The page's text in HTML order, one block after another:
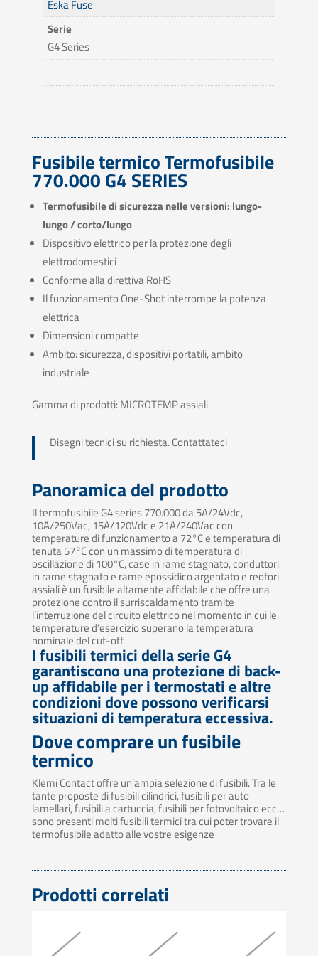
Eska Fuse
Serie
G4 Series
Fusibile termico Termofusibile
770.000 G4 SERIES
Termofusibile di sicurezza nelle versioni: lungo-
lungo / corto/lungo
Dispositivo elettrico per la protezione degli
elettrodomestici
Conforme alla direttiva RoHS
Il funzionamento One-Shot interrompe la potenza
elettrica
Dimensioni compatte
Ambito: sicurezza, dispositivi portatili, ambito
industriale
Gamma di prodotti: MICROTEMP assiali
Disegni tecnici su richiesta. Contattateci
Panoramica del prodotto
Il termofusibile G4 series 770.000 da 5A/24Vdc,
10A/250Vac, 15A/120Vdc e 21A/240Vac con
temperature di funzionamento a 72°C e temperatura di
tenuta 57°C con un massimo di temperatura di
oscillazione di 100°C, case in rame stagnato, conduttori
in rame stagnato e rame epossidico argentato e reofori
assiali è un fusibile altamente affidabile che offre una
protezione contro il surriscaldamento tramite
l’interruzione del circuito elettrico nel momento in cui le
temperature d’esercizio superano la temperatura
nominale del cut-off.
I fusibili termici della serie G4
garantiscono una protezione di back-
up affidabile per i termostati e altre
condizioni dove possono verificarsi
situazioni di temperatura eccessiva.
Dove comprare un fusibile
termico
Klemi Contact offre un’ampia selezione di fusibili. Tra le
tante proposte di fusibili cilindrici, fusibili per auto
lamellari, fusibili a cartuccia, fusibili per fotovoltaico ecc…
sono presenti molti fusibili termici tra cui poter trovare il
termofusibile adatto alle vostre esigenze
Prodotti correlati